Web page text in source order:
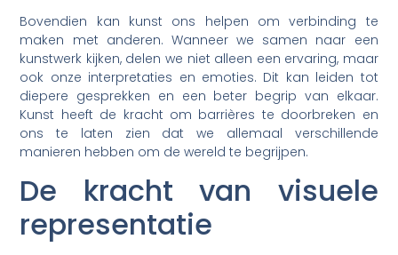
Bovendien kan kunst ons helpen om verbinding te
maken met anderen. Wanneer we samen naar een
kunstwerk kijken, delen we niet alleen een ervaring, maar
ook onze interpretaties en emoties. Dit kan leiden tot
diepere gesprekken en een beter begrip van elkaar.
Kunst heeft de kracht om barrières te doorbreken en
ons te laten zien dat we allemaal verschillende
manieren hebben om de wereld te begrijpen.
De kracht van visuele
representatie